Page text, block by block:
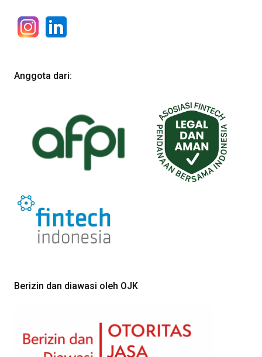
Anggota dari:
Berizin dan diawasi oleh OJK